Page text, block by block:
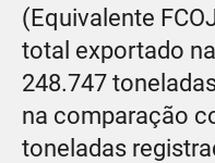
(Equivalente
total exportado
248.747
na comparação
toneladas